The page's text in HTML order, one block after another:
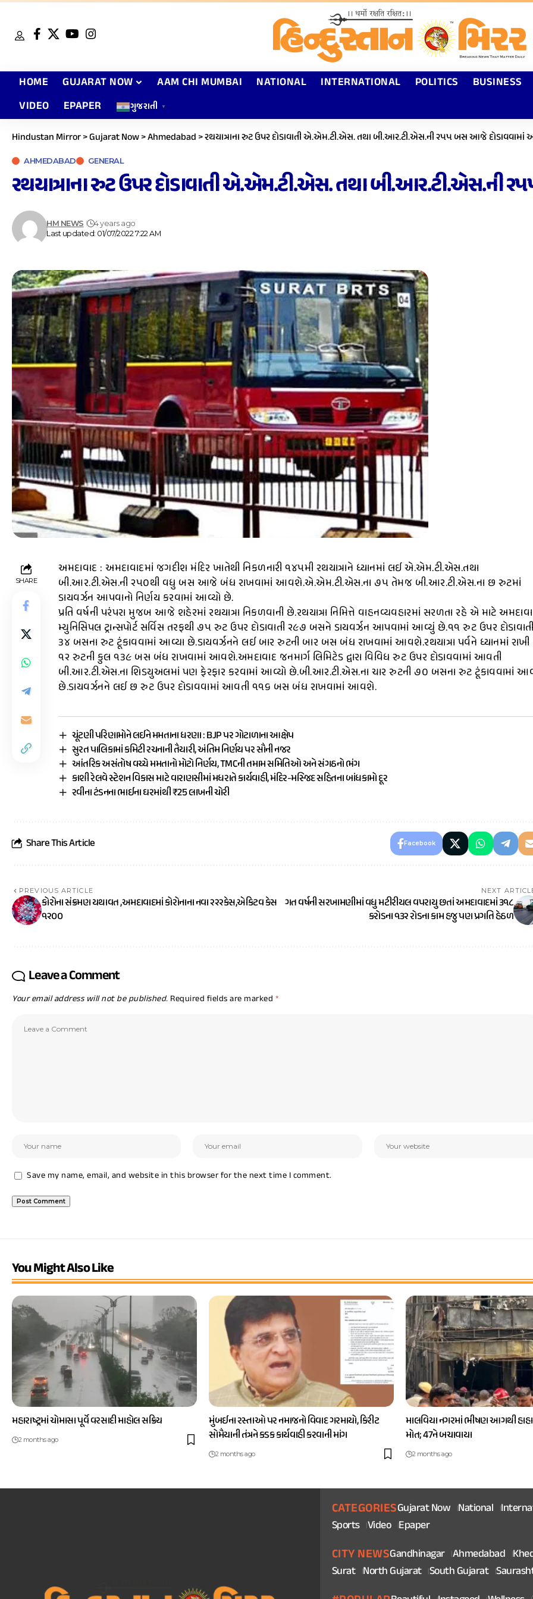
HOME GUJARAT NOW AAM CHI MUMBAI NATIONAL INTERNATIONAL POLITICS
BUSINESS
VIDEO
EPAPER ગુજરાતી ▼
Hindustan Mirror>Gujarat Now>Ahmedabad >રથયાત્રાના રુટ ઉપર દોડાવાતી એ.એમ.ટી.એસ. તથા બી.આર.ટી.એસ.ની ૨૫૫ બસ આજે
AHMEDABAD GENERAL
રથયાત્રાના રુટ ઉપર દોડાવાતી એ.એમ.ટી.એસ. તથા બી.આર.ટી.એસ.ની
Last updated: 01/07/2022 7:22 AM
HM NEWS 4 years ago
SHARE
અમદાવાદ : અમદાવાદમાં જગદીશ મંદિર ખાતેથી નિકળનારી ૧૪૫મી રથયાત્રાને ધ્યાનમાં લઈ એ.એમ.ટી.એસ.તથા
બી.આર.ટી.એસ.ની ૨૫૦થી વધુ બસ આજે બંધ રાખવામાં આવશે.એ.એમ.ટી.એસ.ના ૭૫ તેમજ બી.આર.ટી.એસ.ના છ રુટમાં
ડાયવર્ઝન આપવાનો નિર્ણય કરવામાં આવ્યો છે.
પ્રતિ વર્ષની પરંપરા મુજબ આજે શહેરમાં રથયાત્રા નિકળવાની છે.રથયાત્રા નિમિત્તે વાહનવ્યવહારમાં સરળતા રહે એ માટે
મ્યુનિસિપલ ટ્રાન્સપોર્ટ સર્વિસ તરફથી ૭૫ રુટ ઉપર દોડાવાતી ૨૯૭ બસને ડાયવર્ઝન આપવામાં આવ્યું છે.૧૧ રુટ ઉપર
૩૪ બસના રુટ ટૂંકાવવામાં આવ્યા છે.ડાયવર્ઝનને લઈ બાર રુટની બાર બસ બંધ રાખવામાં આવશે.રથયાત્રા પર્વને ધ્યાનમાં રાખી
૧૨ રુટની કુલ ૧૩૯ બસ બંધ રાખવામાં આવશે.અમદાવાદ જનમાર્ગ લિમિટેડ દ્વારા વિવિધ રુટ ઉપર દોડાવવામાં આવતી
બી.આર.ટી.એસ.ના શિડયુઅલમાં પણ ફેરફાર કરવામાં આવ્યો છે.બી.આર.ટી.એસ.ના ચાર રુટની ૭૦ બસના રુટ ટૂંકાવવામાં
છે.ડાયવર્ઝનને લઈ છ રુટ ઉપર દોડાવવામાં આવતી ૧૧૬ બસ બંધ રાખવામાં આવશે.
ચૂંટણી પરિણામોને લઈને મમતાના ધરણા : BJP પર ગોટાળાના આક્ષેપ
સુરત પાલિકામાં કમિટી રચનાની તૈયારી, અંતિમ નિર્ણય પર સૌની નજર
આંતરિક અસંતોષ વચ્ચે મમતાનો મોટો નિર્ણય, TMCની તમામ સમિતિઓ અને સંગઠનો ભંગ
કાશી રેલવે સ્ટેશન વિકાસ માટે વારાણસીમાં મધરાતે કાર્યવાહી, મંદિર-મસ્જિદ સહિતના બાંધકામો દૂર
રવીના ટંડનના ભાઈના ઘરમાંથી ₹25 લાખની ચોરી
Share This Article Facebook
PREVIOUS ARTICLE
કોરોના સંક્રમણ યથાવત ,અમદાવાદમાં કોરોનાના નવા ૨૨૨કેસ,એકિટવ કેસ
૧૨૦૦
NEXT
ગત વર્ષની સરખામણીમાં વધુ મટીરીયલ વપરાયુ છતાં અમદાવાદમાં ૩૧૮
કરોડના ૧૩૨ રોડના કામ હજુ પણ પ્રગતિ હેઠળ
Leave a Comment
Your email address will not be published. Required fields are marked *
Save my name, email, and website in this browser for the next time I comment.
You Might Also Like
મહારાષ્ટ્રમાં ચોમાસા પૂર્વે વરસાદી માહોલ સક્રિય
2 months ago
મુંબઈના રસ્તાઓ પર નમાજનો વિવાદ ગરમાયો, કિરીટ
સોમૈયાની તંત્રને કડક કાર્યવાહી કરવાની માંગ
2 months ago
માલવિયા નગરમાં ભીષણ આગથી
મોત; 47ને બચાવાયા
2 months ago
CATEGORIESGujarat Now National
Sports Video Epaper
CITY NEWSGandhinagar Ahmedabad
Surat North Gujarat South Gujarat